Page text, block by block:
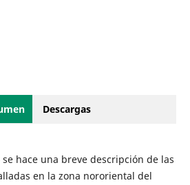
Descargas
hace una breve descripción de las
en la zona nororiental del